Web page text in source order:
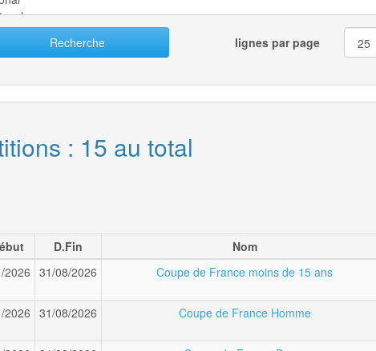
Recherche lignes par page
: 15 au total
D.Fin Nom
2026 31/08/2026 Coupe de France moins de 15 ans
2026 31/08/2026 Coupe de France Homme